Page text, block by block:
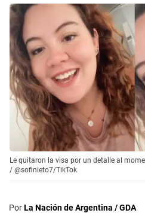
Le quitaron la visa por un detalle al
/ @sofinieto7/TikTok
PorLa Nación de Argentina / GDA